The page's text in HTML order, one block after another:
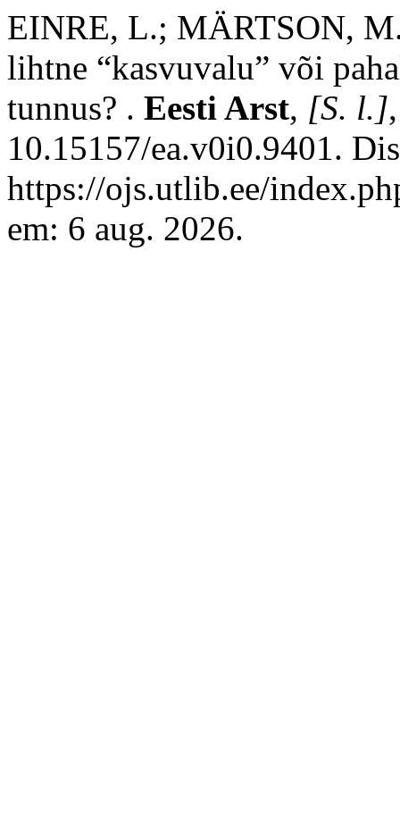
EINRE, L.; MÄRTSON,
lihtne “kasvuvalu” või
tunnus? . Eesti Arst, [S. l.]
10.15157/ea.v0i0.9401.
https://ojs.utlib.ee/
em: 6 aug. 2026.